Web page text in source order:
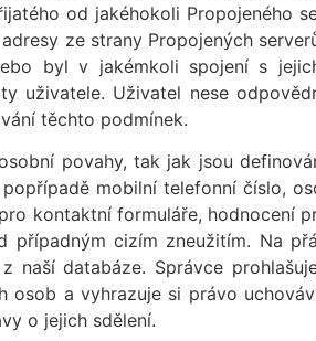
od jakéhokoli Propojeného
ze strany Propojených
byl v jakémkoli spojení s
uživatele. Uživatel nese
těchto podmínek.
povahy, tak jak jsou
mobilní telefonní číslo,
kontaktní formuláře, hodnocení
případným cizím zneužitím. Na
databáze. Správce
a vyhrazuje si právo
o jejich sdělení.